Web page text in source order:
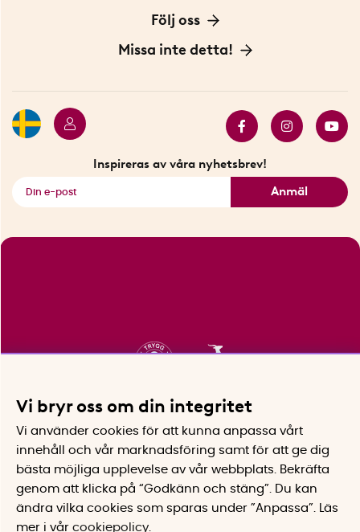
Personuppgiftspolicy
Om oss
Vår historia
Följ oss
Blogg: Smarta tips
Missa inte detta!
Inspireras av våra nyhetsbrev!
Anmäl
Vi bryr oss om din integritet
Vi använder cookies för att kunna anpassa vårt
innehåll och vår marknadsföring samt för att ge dig
bästa möjliga upplevelse av vår webbplats.
Bekräfta
genom att klicka på “Godkänn och stäng”. Du kan
ändra vilka cookies som sparas under ”Anpassa”.
Läs
mer i vår cookiepolicy